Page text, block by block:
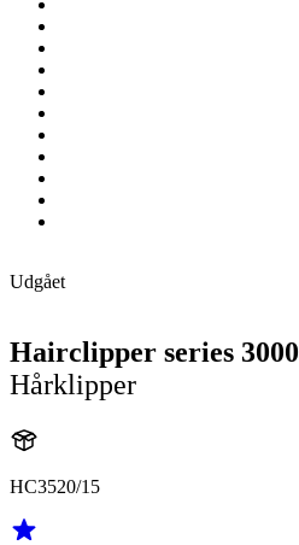
Udgået
Hairclipper series 3000
Hårklipper
HC3520/15